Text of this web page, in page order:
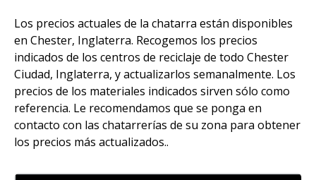
Los precios actuales de la chatarra están disponibles
en Chester, Inglaterra. Recogemos los precios
indicados de los centros de reciclaje de todo Chester
Ciudad, Inglaterra, y actualizarlos semanalmente. Los
precios de los materiales indicados sirven sólo como
referencia. Le recomendamos que se ponga en
contacto con las chatarrerías de su zona para obtener
los precios más actualizados..